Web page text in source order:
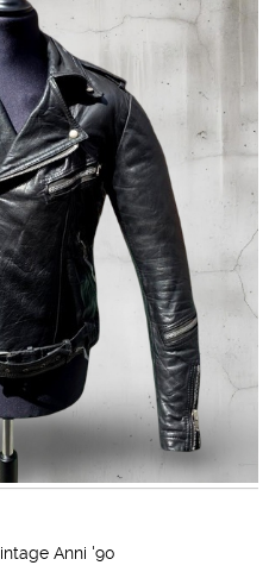
Anni '90